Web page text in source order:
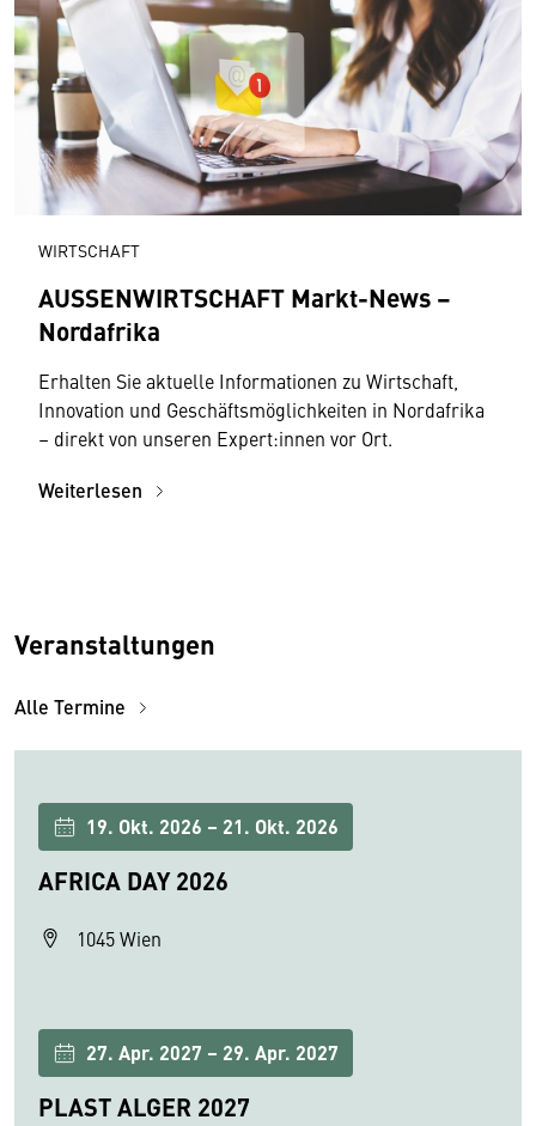
WIRTSCHAFT
AUSSENWIRTSCHAFT Markt-News –
Nordafrika
Erhalten Sie aktuelle Informationen zu Wirtschaft,
Innovation und Geschäftsmöglichkeiten in Nordafrika
– direkt von unseren Expert:innen vor Ort.
Weiterlesen
Veranstaltungen
Alle Termine
19. Okt. 2026 – 21. Okt. 2026
AFRICA DAY 2026
1045 Wien
27. Apr. 2027 – 29. Apr. 2027
PLAST ALGER 2027